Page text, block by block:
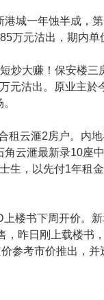
港城一年蚀半成，
万元沽出，期内单
炒大赚！保安楼
元沽出。原业主於
租云滙2房户。内
云滙最新录10座
生，以先付1年租
上楼书下周开价。
，昨日刚上载楼书
参考市价推出，并